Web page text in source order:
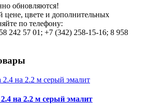
обновляются!
цене, цвете и дополнительных
по телефону:
242 57 01; +7 (342) 258-15-16; 8 958
на 2.2 м серый эмалит